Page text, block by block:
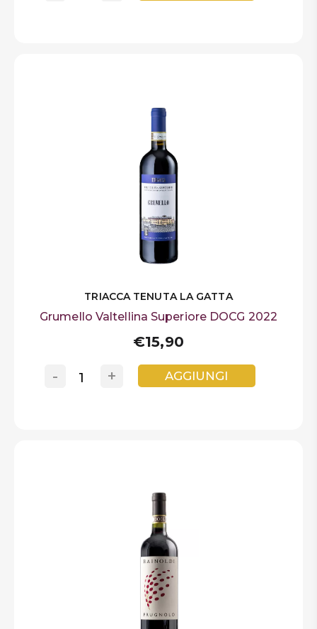
TRIACCA TENUTA LA GATTA
Grumello Valtellina Superiore DOCG 2022
€15,90
+
- AGGIUNGI